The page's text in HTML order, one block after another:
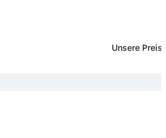
Unsere